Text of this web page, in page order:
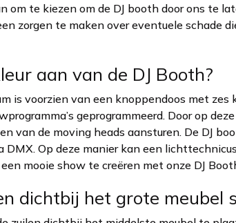
om te kiezen om de DJ booth door ons te
zorgen te maken over eventuele schade
aan van de DJ Booth?
is voorzien van een knoppendoos met
geprogrammeerd. Door op
van de moving heads aansturen. De DJ
DMX. Op deze manier kan een
mooie show te creëren met onze DJ
dichtbij het grote meubel